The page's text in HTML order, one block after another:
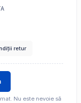
retur
Nu este nevoie să